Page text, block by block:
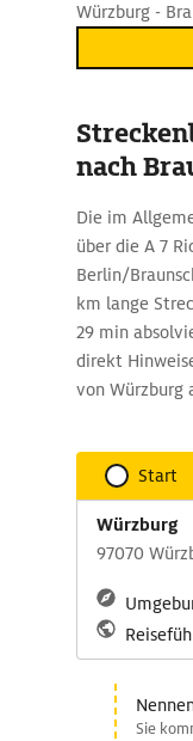
Würzburg -
nach
Die im
über die A 7
Berlin/
km lange
29 min
direkt
von Würzburg
Start
Würzburg
97070
Sie